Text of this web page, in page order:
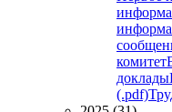
комитет
доклады
(.pdf)